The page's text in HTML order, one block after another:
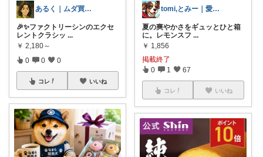
あるく｜ムダ買い減らす人
🎉✨ファクトリーシンのエクセ
レントクラシッ ...
￥ 2,180～
0 0 0
コレ いいね
tomi,とみー｜愛犬家🐾
夏の爽やかさをギュッとひと箱
に。レモンスフ ...
￥ 1,856
掲載終了
0 1 67
コレ いいね